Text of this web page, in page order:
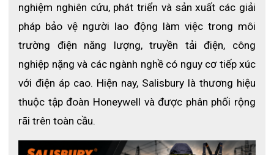
nghiệm nghiên cứu, phát triển và sản xuất các giải
pháp bảo vệ người lao động làm việc trong môi
trường điện năng lượng, truyền tải điện, công
nghiệp nặng và các ngành nghề có nguy cơ tiếp xúc
với điện áp cao. Hiện nay, Salisbury là thương hiệu
thuộc tập đoàn Honeywell và được phân phối rộng
rãi trên toàn cầu.